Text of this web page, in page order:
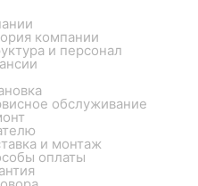
компании
и персонал
обслуживание
и монтаж
оплаты